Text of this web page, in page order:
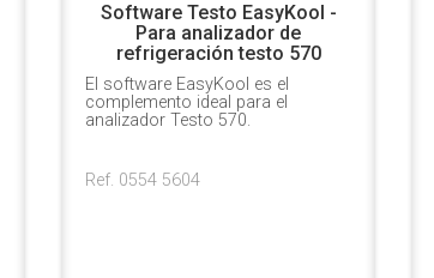
Software Testo EasyKool -
Para analizador de
refrigeración testo 570
El software EasyKool es el
complemento ideal para el
analizador Testo 570.
Ref. 0554 5604